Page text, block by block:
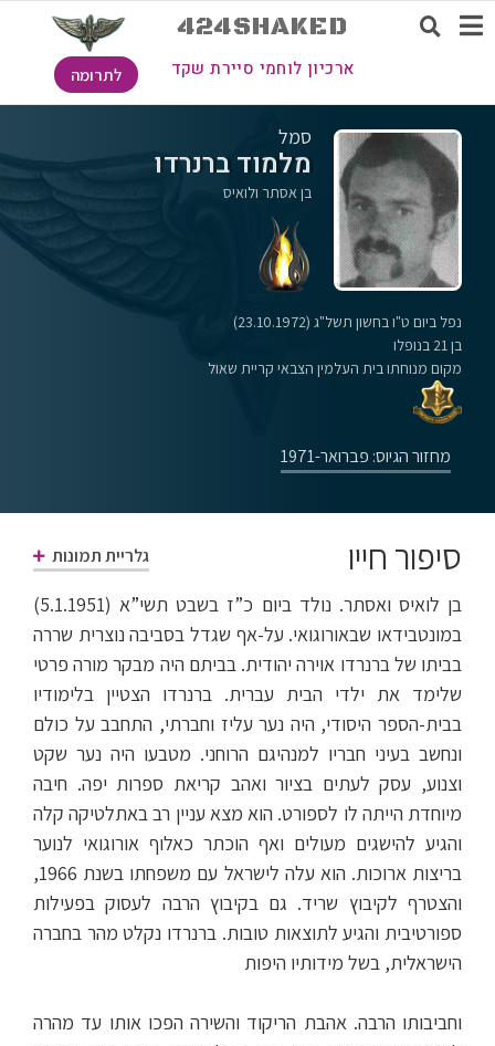
424SHAKED
ארכיון לוחמי סיירת שקד לתרומה
סמל
מלמוד ברנרדו
בן אסתר ולואיס
נפל ביום ט"ו בחשון תשל"ג (23.10.1972)
בן 21 בנופלו
מקום מנוחתו בית העלמין הצבאי קריית שאול
מחזור הגיוס: פברואר-1971
סיפור חייו גלריית תמונות
בן לואיס ואסתר. נולד ביום כ”ז בשבט תשי”א (5.1.1951)
במונטבידאו שבאורוגואי. על-אף שגדל בסביבה נוצרית שררה
בביתו של ברנרדו אוירה יהודית. בביתם היה מבקר מורה פרטי
שלימד את ילדי הבית עברית. ברנרדו הצטיין בלימודיו
בבית-הספר היסודי, היה נער עליז וחברתי, התחבב על כולם
ונחשב בעיני חבריו למנהיגם הרוחני. מטבעו היה נער שקט
וצנוע, עסק לעתים בציור ואהב קריאת ספרות יפה. חיבה
מיוחדת הייתה לו לספורט. הוא מצא עניין רב באתלטיקה קלה
והגיע להישגים מעולים ואף הוכתר כאלוף אורוגואי לנוער
בריצות ארוכות. הוא עלה לישראל עם משפחתו בשנת 1966,
והצטרף לקיבוץ שריד. גם בקיבוץ הרבה לעסוק בפעילות
ספורטיבית והגיע לתוצאות טובות. ברנרדו נקלט מהר בחברה
הישראלית, בשל מידותיו היפות
וחביבותו הרבה. אהבת הריקוד והשירה הפכו אותו עד מהרה